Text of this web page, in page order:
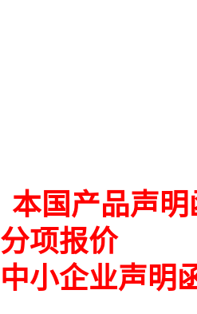
本国产品声明
分项报价
中小企业声明